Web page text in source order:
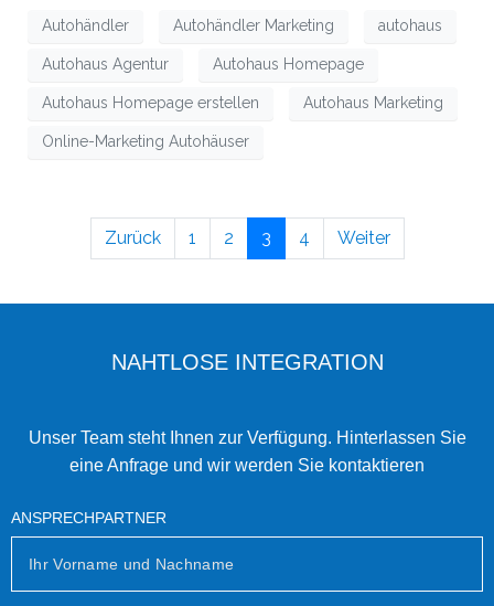
Autohändler Autohändler Marketing autohaus
Autohaus Agentur Autohaus Homepage
Autohaus Homepage erstellen Autohaus Marketing
Online-Marketing Autohäuser
Zurück 1 2 3 4 Weiter
NAHTLOSE INTEGRATION
Unser Team steht Ihnen zur Verfügung. Hinterlassen Sie
eine Anfrage und wir werden Sie kontaktieren
ANSPRECHPARTNER